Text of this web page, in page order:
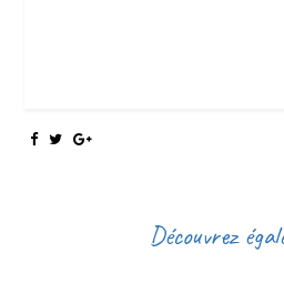
Découvrez